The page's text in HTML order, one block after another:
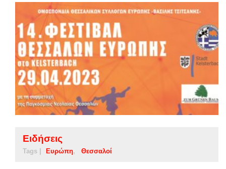
Ειδήσεις
Tags | Ευρώπη Θεσσαλοί